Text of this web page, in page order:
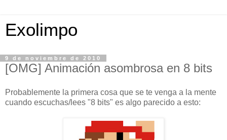
Exolimpo
9 de noviembre de 2010
[OMG] Animación asombrosa en 8 bits
Probablemente la primera cosa que se te venga a la mente
cuando escuchas/lees "8 bits" es algo parecido a esto: